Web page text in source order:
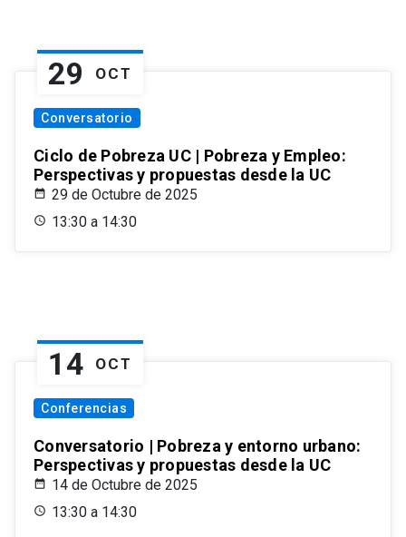
29 OCT
Conversatorio
Ciclo de Pobreza UC | Pobreza y Empleo:
Perspectivas y propuestas desde la UC
29 de Octubre de 2025
13:30 a 14:30
14 OCT
Conferencias
Conversatorio | Pobreza y entorno urbano:
Perspectivas y propuestas desde la UC
14 de Octubre de 2025
13:30 a 14:30